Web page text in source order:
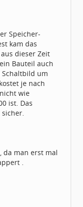
Speicher-
kam das
dieser Zeit
Bauteil auch
Schaltbild um
je nach
wie
ist. Das
da man erst mal
.